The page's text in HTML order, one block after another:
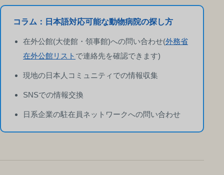
コラム：日本語対応可能な動物病院の探し方
在外公館(大使館・領事館)への問い合わせ(外務省
在外公館リスト で連絡先を確認できます)
現地の日本人コミュニティでの情報収集
SNSでの情報交換
日系企業の駐在員ネットワークへの問い合わせ